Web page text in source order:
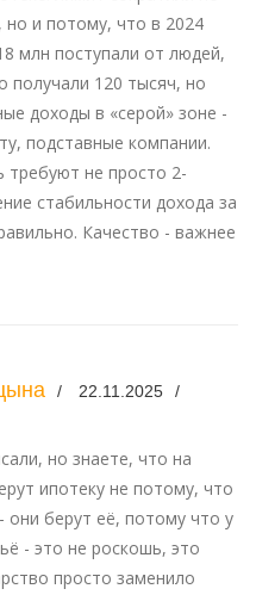
но и потому, что в 2024
млн поступали от людей,
получали 120 тысяч, но
доходы в «серой» зоне -
подставные компании.
не просто 2-
стабильности дохода за
Качество - важнее
22.11.2025
но знаете, что на
ипотеку не потому, что
они берут её, потому что у
- это не роскошь, это
просто заменило